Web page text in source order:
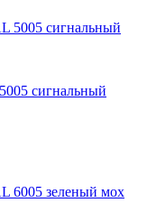
сигнальный